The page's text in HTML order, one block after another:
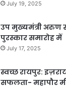
July 19, 2025
उप मुख्यमंत्री अरुण
पुरस्कार समारोह में
July 17, 2025
स्वच्छ रायपुर:
सफलता- महापौर